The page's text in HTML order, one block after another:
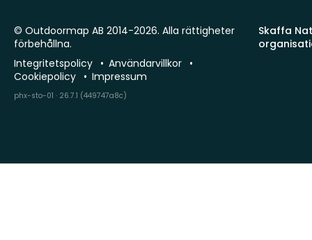
Skaffa
© Outdoormap AB 2014-2026. Alla rättigheter
förbehållna.
Integritetspolicy
Användarvillkor
Cookiepolicy
Impressum
phx-sto-01 · 26.7.1 (449747a8c)